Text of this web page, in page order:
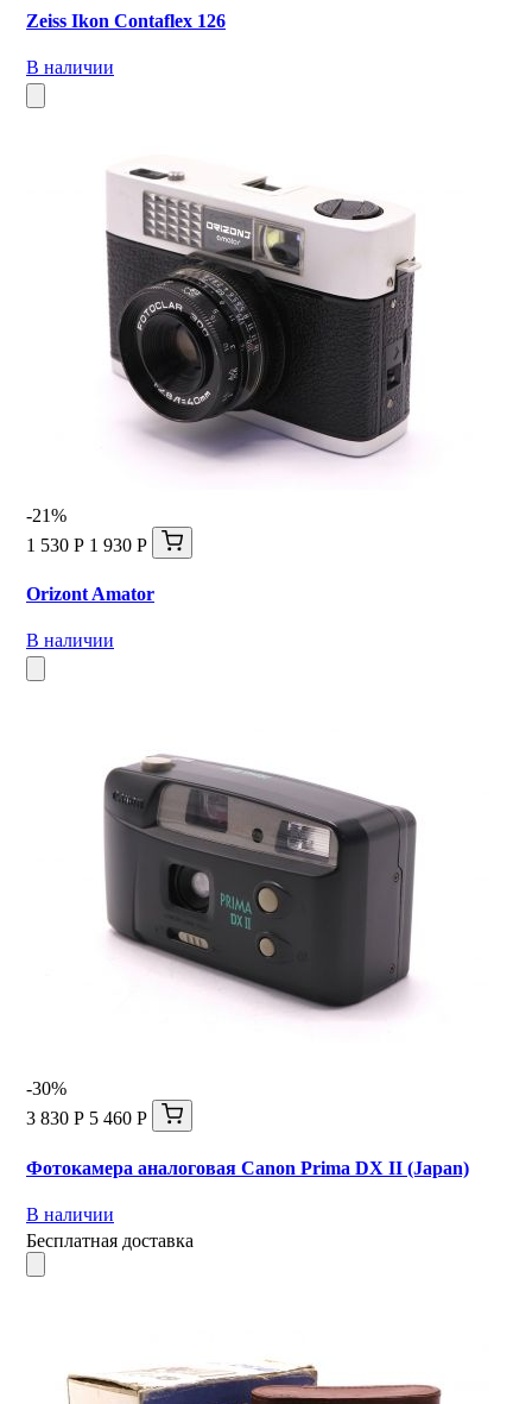
Zeiss Ikon Contaflex 126
В наличии
-21%
1 530 Р 1 930 Р
Orizont Amator
В наличии
-30%
3 830 Р 5 460 Р
Фотокамера аналоговая Canon Prima DX II (Japan)
В наличии
Бесплатная доставка